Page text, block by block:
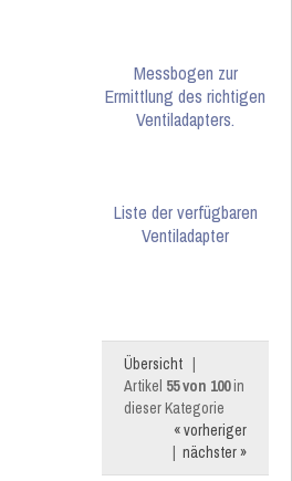
Messbogen zur
Ermittlung des richtigen
Ventiladapters.
Liste der verfügbaren
Ventiladapter
Übersicht |
Artikel 55 von 100in
dieser Kategorie
« vorheriger
| nächster »